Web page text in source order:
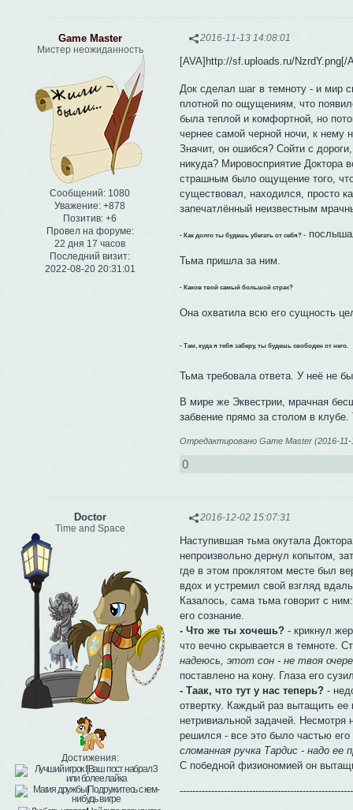
2016-11-13 14:08:01
Game Master
Мистер неожиданность
Сообщений: 1080
Уважение: +878
Позитив: +6
Провел на форуме:
22 дня 17 часов
Последний визит:
2022-08-20 20:31:01
[AVA]http://sf.uploads.ru/
Док сделал шаг в темноту - и мир
плотной по ощущениям, что
была теплой и комфортной, но
чернее самой черной ночи, к нему
Значит, он ошибся? Сойти с
никуда? Мировосприятие Доктора
страшным было ощущение того,
существовал, находился, просто
запечатлённый неизвестным
- Как долго ты будешь убегать от себя? -
Тьма пришла за ним.
- Каков твой самый большой страх?
Она охватила всю его сущность
- Там, куда я тебя заберу, ты будешь свободен от него.
Тьма требовала ответа. У неё не
В мире же Эквестрии, мрачная
забвение прямо за столом в
Отредактировано Game Master (2016-11-
0
2016-12-02 15:07:31
Doctor
Time and Space
Достижения:
Наступившая тьма окутала
непроизвольно дернул копытом,
где в этом проклятом месте был
вдох и устремил свой взгляд
Казалось, сама тьма говорит с
его сознание.
- Что же ты хочешь? - крикнул
что вечно скрывается в темноте.
надеюсь, этот сон - не твоя
поставлено на кону. Глаза его
- Таак, что тут у нас теперь?-
отвертку. Каждый раз вытащить
нетривиальной задачей. Несмотря
решился - все это было частью
сломанная ручка Тардис - надо ее
С победной физиономией он